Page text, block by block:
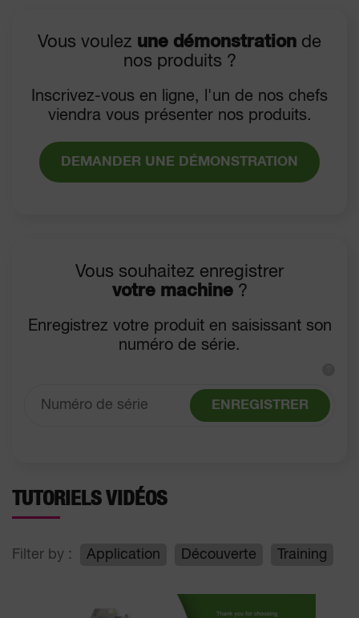
Vous voulez une démonstration de
nos produits ?
Inscrivez-vous en ligne, l'un de nos chefs
viendra vous présenter nos produits.
DEMANDER UNE DÉMONSTRATION
Vous souhaitez enregistrer
votre machine ?
Enregistrez votre produit en saisissant son
numéro de série.
ENREGISTRER
TUTORIELS VIDÉOS
Filter by : Application Découverte Training